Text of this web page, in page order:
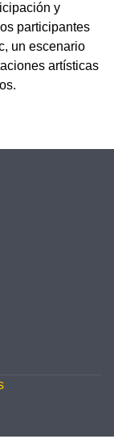
y
participantes
un escenario
artísticas